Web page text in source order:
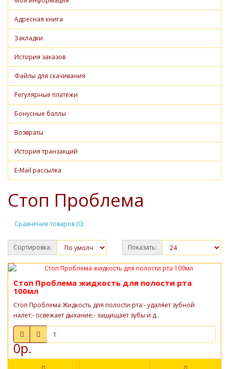
Адресная книга
Закладки
История заказов
Файлы для скачивания
Регулярные платежи
Бонусные баллы
Возвраты
История транзакций
E-Mail рассылка
Стоп Проблема
Сравнение товаров (0)
Сортировка: Показать:
Стоп Проблема жидкость для полости рта
100мл
Стоп Проблема Жидкость для полости рта:- удаляет зубной
налет;- освежает дыхание;- защищает зубы и д..
0р.